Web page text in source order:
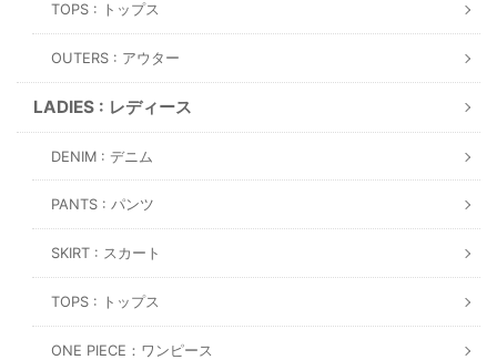
TOPS : トップス
OUTERS : アウター
LADIES : レディース
DENIM : デニム
PANTS : パンツ
SKIRT : スカート
TOPS : トップス
ONE PIECE：ワンピース